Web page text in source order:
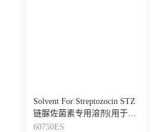
Solvent For Streptozocin STZ
链脲佐菌素专用溶剂(用于糖
尿病造模)
60750ES